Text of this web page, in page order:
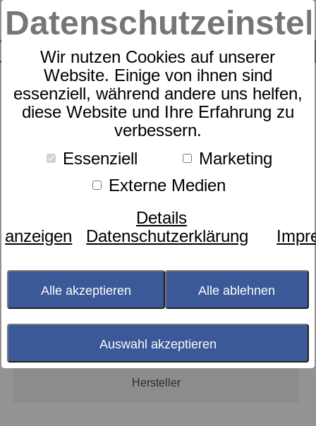
Wir nutzen Cookies auf unserer
Website. Einige von ihnen sind
essenziell, während andere uns helfen,
diese Website und Ihre Erfahrung zu
verbessern.
Essenziell
Marketing
Externe Medien
Details
anzeigen
Datenschutzerklärung
Alle akzeptieren Alle ablehnen
Auswahl akzeptieren
SUCHE
0
Waschhandschuh Hund
Online derzeit leider nicht verfügbar, Lieferzeit und
Lieferkosten jetzt unverbindlich anfragen.
Hersteller